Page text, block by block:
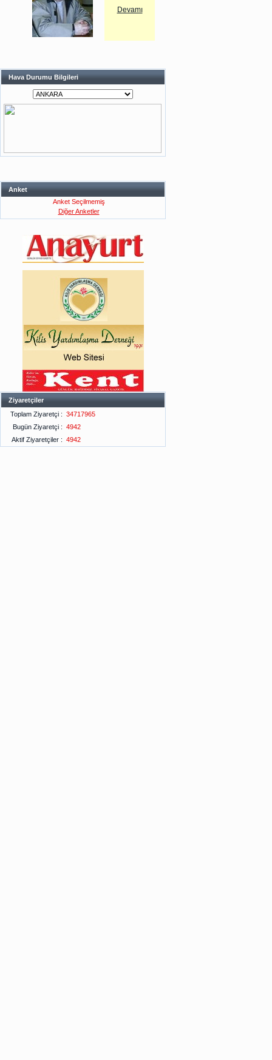
Devamı
Hava Durumu Bilgileri
Anket
Anket Seçilmemiş
Diğer Anketler
Ziyaretçiler
Toplam Ziyaretçi : 34717965
Bugün Ziyaretçi : 4942
Aktif Ziyaretçiler : 4942